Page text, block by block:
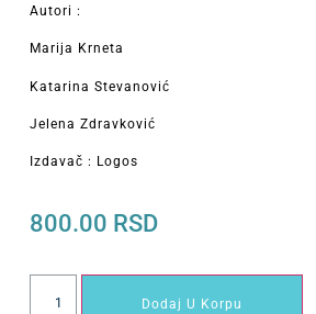
Autori :
Marija Krneta
Katarina Stevanović
Jelena Zdravković
Izdavač : Logos
800.00 RSD
Dodaj U Korpu